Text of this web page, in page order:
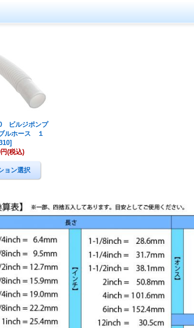
ビルジポンプ
ルホース １
]
(税込)